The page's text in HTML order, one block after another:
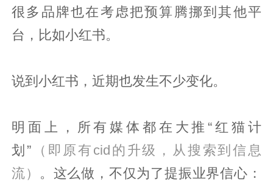
很多品牌也在考虑把预算腾挪到其他平
台，比如小红书。
说到小红书，近期也发生不少变化。
明面上，所有媒体都在大推“红猫计
划”（即原有cid的升级，从搜索到信息
流） 。这么做，不仅为了提振业界信心：